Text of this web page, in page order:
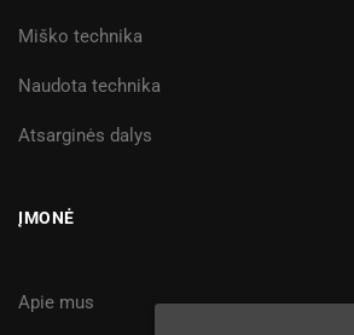
Miško technika
Naudota technika
Atsarginės dalys
ĮMONĖ
Apie mus